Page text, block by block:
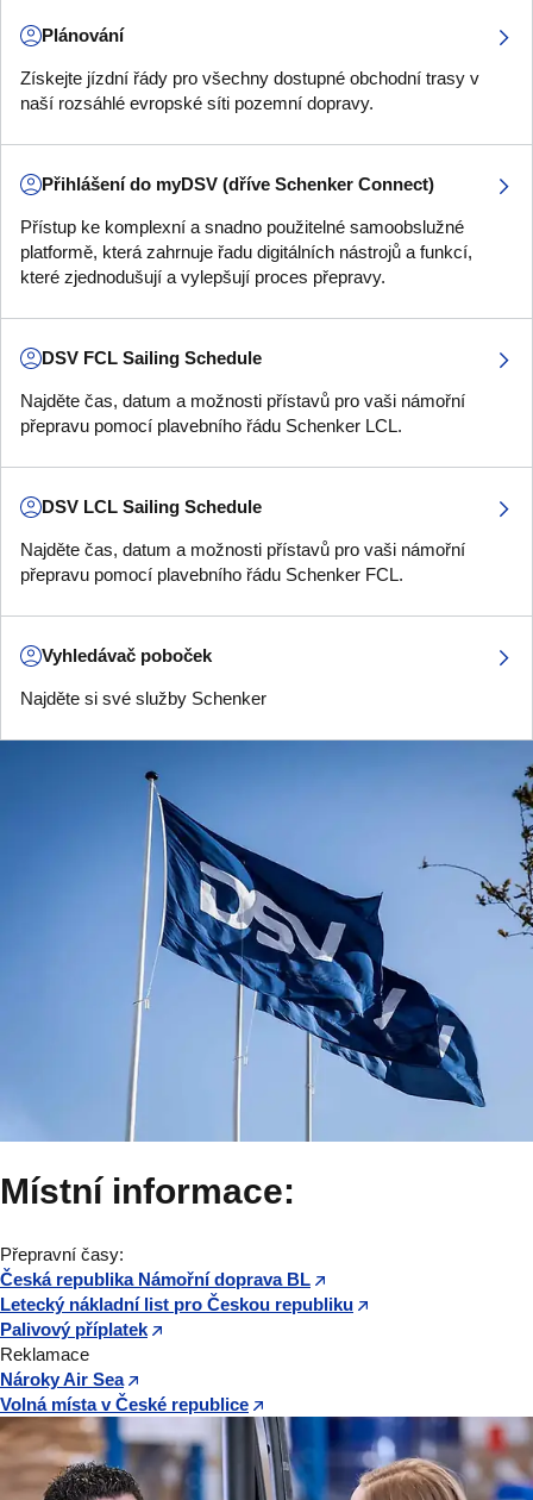
Plánování
Získejte jízdní řády pro všechny dostupné obchodní trasy v
naší rozsáhlé evropské síti pozemní dopravy.
Přihlášení do myDSV (dříve Schenker Connect)
Přístup ke komplexní a snadno použitelné samoobslužné
platformě, která zahrnuje řadu digitálních nástrojů a funkcí,
které zjednodušují a vylepšují proces přepravy.
DSV FCL Sailing Schedule
Najděte čas, datum a možnosti přístavů pro vaši námořní
přepravu pomocí plavebního řádu Schenker LCL.
DSV LCL Sailing Schedule
Najděte čas, datum a možnosti přístavů pro vaši námořní
přepravu pomocí plavebního řádu Schenker FCL.
Vyhledávač poboček
Najděte si své služby Schenker
Místní informace:
Přepravní časy:
Česká republika Námořní doprava BL
Letecký nákladní list pro Českou republiku
Palivový příplatek
Reklamace
Nároky Air Sea
Volná místa v České republice